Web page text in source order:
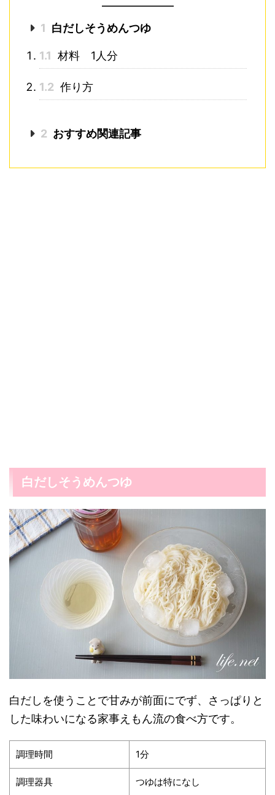
1 白だしそうめんつゆ
1.1 材料 1人分
1.2 作り方
2 おすすめ関連記事
白だしそうめんつゆ
白だしを使うことで甘みが前面にでず、さっぱりと
した味わいになる家事えもん流の食べ方です。
調理時間 1分
調理器具 つゆは特になし